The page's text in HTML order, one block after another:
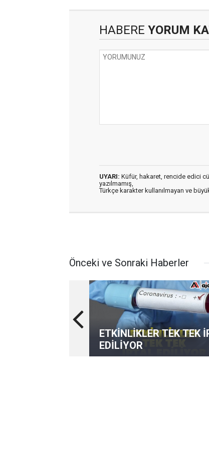
HABERE YORUM
UYARI: Küfür, hakaret, rencide edici
yazılmamış,
Türkçe karakter kullanılmayan ve
Önceki ve Sonraki Haberler
ETKİNLİKLER TEK TEK
EDİLİYOR